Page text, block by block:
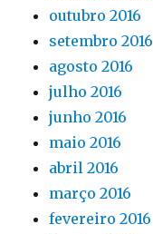
outubro 2016
setembro 2016
agosto 2016
julho 2016
junho 2016
maio 2016
abril 2016
março 2016
fevereiro 2016